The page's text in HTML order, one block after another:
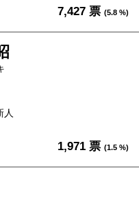
7,427 票 (5.8 %)
人
1,971 票 (1.5 %)